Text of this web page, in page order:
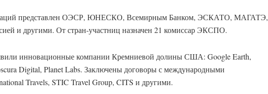
представлен ОЭСР, ЮНЕСКО, Всемирным Банком, ЭСКАТО, МАГАТЭ,
и другими. От стран-участниц назначен 21 комиссар ЭКСПО.
инновационные компании Кремниевой долины США: Google Earth,
Digital, Planet Labs. Заключены договоры с международными
Travels, STIC Travel Group, CITS и другими.